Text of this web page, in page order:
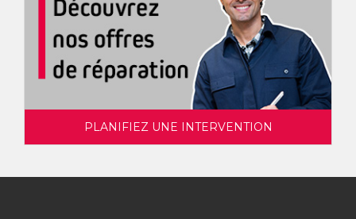
PLANIFIEZ UNE INTERVENTION